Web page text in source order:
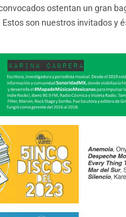
ostentan un gran
son nuestros invitados y